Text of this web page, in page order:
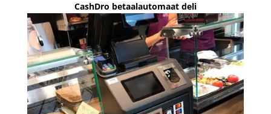
CashDro betaalautomaat deli